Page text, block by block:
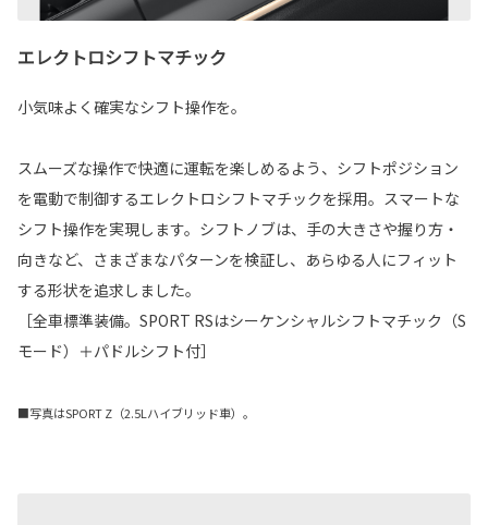
エレクトロシフトマチック
小気味よく確実なシフト操作を。
スムーズな操作で快適に運転を楽しめるよう、シフトポジション
を電動で制御するエレクトロシフトマチックを採用。スマートな
シフト操作を実現します。シフトノブは、手の大きさや握り方・
向きなど、さまざまなパターンを検証し、あらゆる人にフィット
する形状を追求しました。
［全車標準装備。SPORT RSはシーケンシャルシフトマチック（S
モード）＋パドルシフト付］
■写真はSPORT Z（2.5Lハイブリッド車）。